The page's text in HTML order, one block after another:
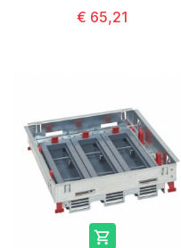
€ 65,21
